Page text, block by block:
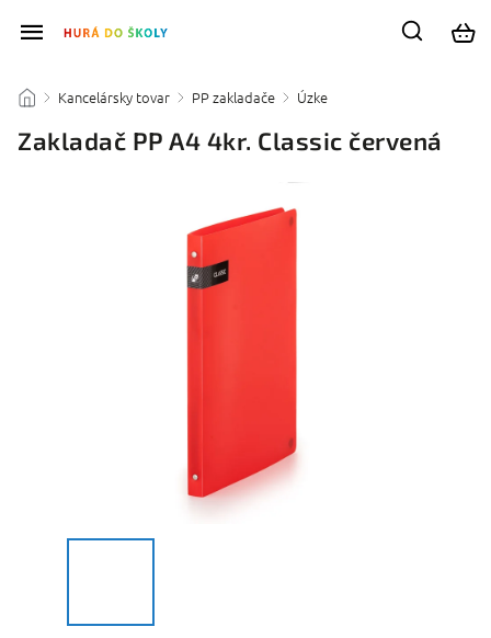
/ Kancelársky tovar / PP zakladače / Úzke
Zakladač PP A4 4kr. Classic červená